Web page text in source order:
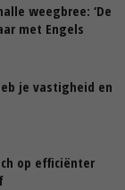
weegbree: ‘De
met Engels
je vastigheid en
op efficiënter